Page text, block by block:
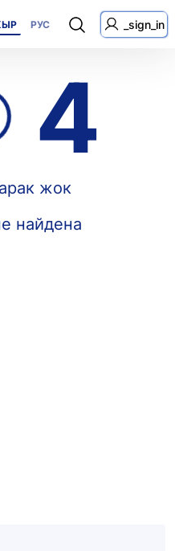
РУС _sign_in
4
жок
найдена